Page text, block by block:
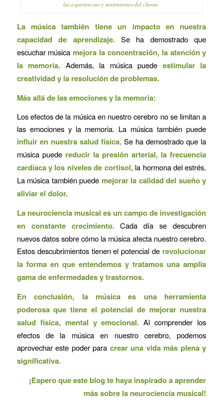
las experiencias y sentimientos del cliente.
La música también tiene un impacto en nuestra
capacidad de aprendizaje.Se ha demostrado que
escuchar música mejora la concentración, la atención y
la memoria. Además, la música puede estimular la
creatividad y la resolución de problemas.
Más allá de las emociones y la memoria:
Los efectos de la música en nuestro cerebro no se limitan a
las emociones y la memoria. La música también puede
influir en nuestra salud física. Se ha demostrado que la
música puede reducir la presión arterial, la frecuencia
cardíaca y los niveles de cortisol, la hormona del estrés.
La música también puede mejorar la calidad del sueño y
aliviar el dolor.
La neurociencia musical es un campo de investigación
en constante crecimiento.Cada día se descubren
nuevos datos sobre cómo la música afecta nuestro cerebro.
Estos descubrimientos tienen el potencial de revolucionar
la forma en que entendemos y tratamos una amplia
gama de enfermedades y trastornos.
En conclusión, la música es una herramienta
poderosa que tiene el potencial de mejorar nuestra
salud física, mental y emocional. Al comprender los
efectos de la música en nuestro cerebro, podemos
aprovechar este poder para crear una vida más plena y
significativa.
¡Espero que este blog te haya inspirado a aprender
más sobre la neurociencia musical!